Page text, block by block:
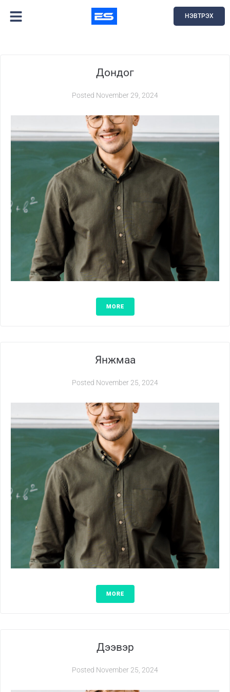
НЭВТРЭХ
Дондог
Posted November 29, 2024
MORE
Янжмаа
Posted November 25, 2024
MORE
Дээвэр
Posted November 25, 2024